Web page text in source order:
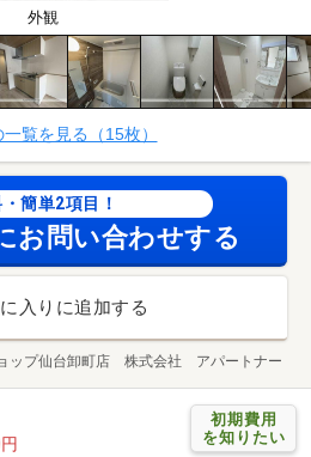
外観
覧を見る（15枚）
簡単2項目！
お問い合わせする
入りに追加する
ップ仙台卸町店 株式会社 アパートナー
初期費用
を知りたい